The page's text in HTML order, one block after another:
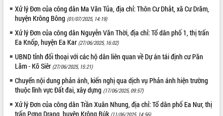
Trailer Lễ hội Sầu riêng Đắk Lắk năm
2026
Khám bệnh, cấp phát thuốc miễn phí
và tặng quà người dân xã Cư Pui
tháng 7/2026
Lễ truy tặng danh hiệu “Bà Mẹ Việt
Nam Anh hùng” và trao Huân chương
Lao động
UBND tỉnh Đắk Lắk triển khai nhiệm
ALBUM ẢNH
Xử lý Đơn của công dân Ma Văn Tủa, địa chỉ: Thôn Cư Dhắt, xã Cư Drăm,
huyện Krông Bông (01/07/2025, 14:19)
Xử lý Đơn của công dân Nguyễn Văn Thời, địa chỉ: Tổ dân phố 1, thị trấn
Ea Knốp, huyện Ea Kar (27/06/2025, 16:02)
UBND tỉnh đối thoại với các hộ dân liên quan về Dự án tái định cư Păn
Lăm - Kõ Siêr (27/06/2025, 15:21)
Chuyển nội dung phản ánh, kiến nghị qua dịch vụ Phản ánh hiện trường
thuộc lĩnh vực Đất đai, xây dựng (17/06/2025, 09:57)
Xử lý Đơn của công dân Trần Xuân Nhung, địa chỉ: Tổ dân phố Ea Nur, thị
trấn Pơng Drang, huyện Krông Búk (11/06/2025, 14:56)